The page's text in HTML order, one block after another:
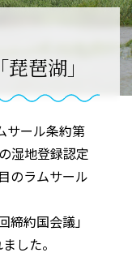
琶湖」
サール条約第
湿地登録認定
のラムサール
締約国会議」
した。